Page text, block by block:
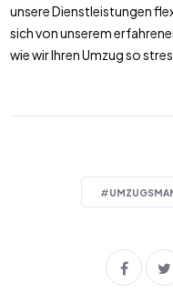
unsere Dienstleistungen
sich von unserem
wie wir Ihren Umzug so
#